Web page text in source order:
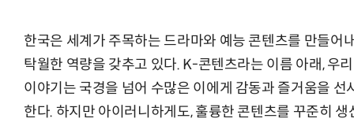
한국은 세계가 주목하는 드라마와 예능 콘텐츠를 만들어
탁월한 역량을 갖추고 있다. K-콘텐츠라는 이름 아래, 우
이야기는 국경을 넘어 수많은 이에게 감동과 즐거움을 선
한다. 하지만 아이러니하게도, 훌륭한 콘텐츠를 꾸준히 생